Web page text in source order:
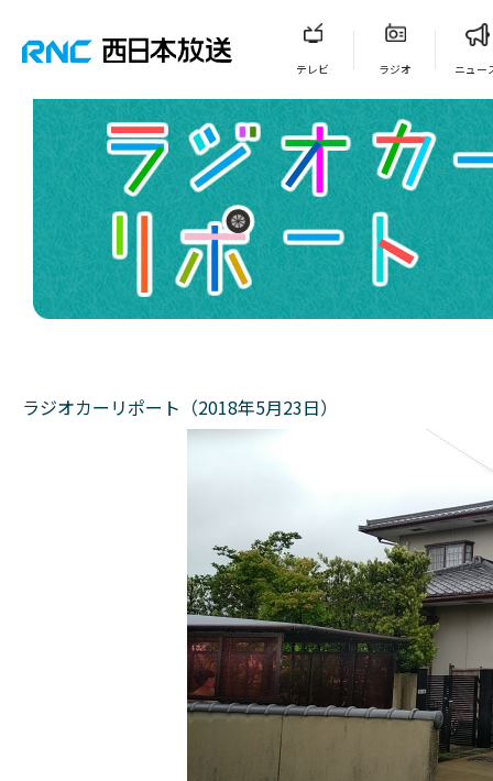
テレビ ラジオ ニュー
ラジオカーリポート（2018年5月23日）